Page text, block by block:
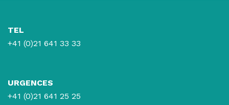
TEL
+41 (0)21 641 33 33
URGENCES
+41 (0)21 641 25 25